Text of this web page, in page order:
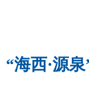
“海西·源